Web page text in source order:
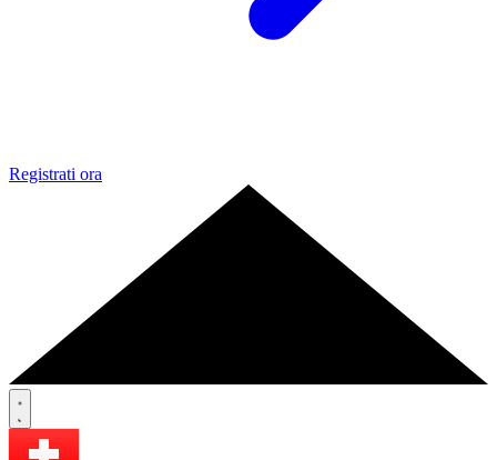
Registrati ora